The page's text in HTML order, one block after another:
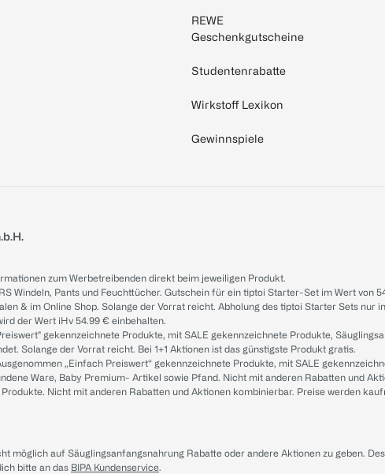
REWE
Geschenkgutscheine
Studentenrabatte
Wirkstoff Lexikon
Gewinnspiele
zum Werbetreibenden direkt beim jeweiligen Produkt.
Windeln, Pants und Feuchttücher. Gutschein für ein tiptoi Starter-Set im Wert
& im Online Shop. Solange der Vorrat reicht. Abholung des tiptoi Starter Sets
der Wert iHv 54.99 € einbehalten.
gekennzeichnete Produkte, mit SALE gekennzeichnete Produkte,
Solange der Vorrat reicht. Bei 1+1 Aktionen ist das günstigste Produkt gratis.
„Einfach Preiswert“ gekennzeichnete Produkte, mit SALE
Ware, Baby Premium- Artikel sowie Pfand. Nicht mit anderen Rabatten und
Nicht mit anderen Rabatten und Aktionen kombinierbar. Preise werden
möglich auf Säuglingsanfangsnahrung Rabatte oder andere Aktionen zu geben.
bitte an das BIPA Kundenservice.